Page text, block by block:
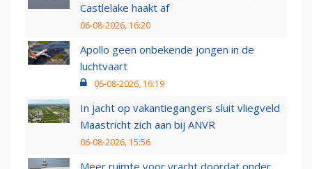
Castlelake haakt af
06-08-2026, 16:20
Apollo geen onbekende jongen in de
luchtvaart
06-08-2026, 16:19
In jacht op vakantiegangers sluit vliegveld
Maastricht zich aan bij ANVR
06-08-2026, 15:56